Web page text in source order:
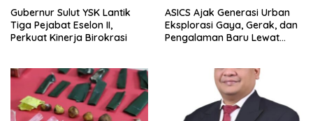
Gubernur Sulut YSK Lantik
Tiga Pejabat Eselon II,
Perkuat Kinerja Birokrasi
ASICS Ajak Generasi Urban
Eksplorasi Gaya, Gerak, dan
Pengalaman Baru Lewat